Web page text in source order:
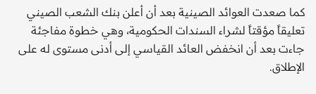
كما صعدت العوائد الصينية بعد أن أعلن بنك الشعب الصيني
تعليقاً مؤقتاً لشراء السندات الحكومية، وهي خطوة مفاجئة
جاءت بعد أن انخفض العائد القياسي إلى أدنى مستوى له على
الإطلاق.